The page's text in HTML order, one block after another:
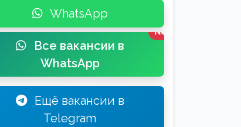
WhatsApp
Все вакансии в
WhatsApp
New
Ещё вакансии в
Telegram